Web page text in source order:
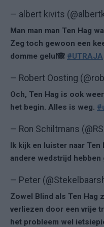
— albert kivits
Man man man Ten Hag
Zeg toch gewoon een
domme gelul🙈 #UTRAJA
— Robert Oosting
Och, Ten Hag is ook
het begin. Alles is weg.
— Ron Schiltmans
Ik kijk en luister naar Ten
andere wedstrijd hebben
— Peter
Zowel Blind als Ten Hag
verliezen door een vrije
het probleem wel